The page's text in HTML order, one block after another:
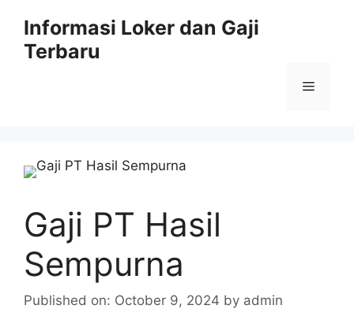
content
Informasi Loker dan Gaji
Terbaru
Menu
Gaji PT Hasil
Sempurna
Published on: October 9, 2024 by admin